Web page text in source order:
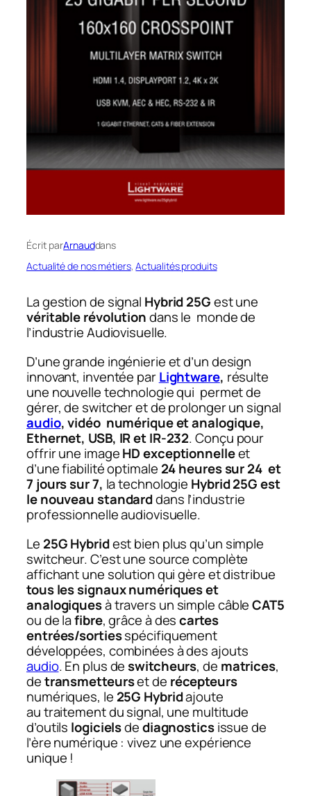
Écrit parArnauddans
Actualité de nos métiers, Actualités produits
La gestion de signal Hybrid 25Gest une
véritable révolutiondans le monde de
l’industrie Audiovisuelle.
D’une grande ingénierie et d’un design
innovant, inventée parLightware, résulte
une nouvelle technologie qui permet de
gérer, de switcher et de prolonger un signal
audio, vidéo numérique et analogique,
Ethernet, USB, IR et IR-232. Conçu pour
offrir une imageHD exceptionnelleet
d’une fiabilité optimale 24 heures sur 24 et
7 jours sur 7, la technologie Hybrid 25G est
le nouveau standarddans l’industrie
professionnelle audiovisuelle.
Le 25G Hybridest bien plus qu’un simple
switcheur. C’est une source complète
affichant une solution qui gère et distribue
tous les signaux numériques et
analogiquesà travers un simple câbleCAT5
ou de lafibre, grâce à descartes
entrées/sortiesspécifiquement
développées, combinées à des ajouts
audio. En plus deswitcheurs, de matrices,
detransmetteurset de récepteurs
numériques, le 25G Hybridajoute
au traitement du signal, une multitude
d’outils logicielsdediagnosticsissue de
l’ère numérique : vivez une expérience
unique !